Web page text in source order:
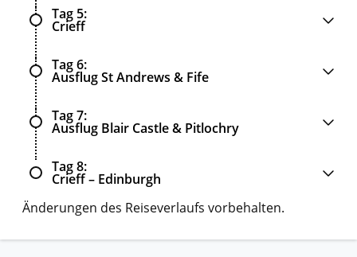
Tag 5
Crieff
Tag 6
Ausflug St Andrews & Fife
Tag 7
Ausflug Blair Castle & Pitlochry
Tag 8
Crieff – Edinburgh
Änderungen des Reiseverlaufs vorbehalten.